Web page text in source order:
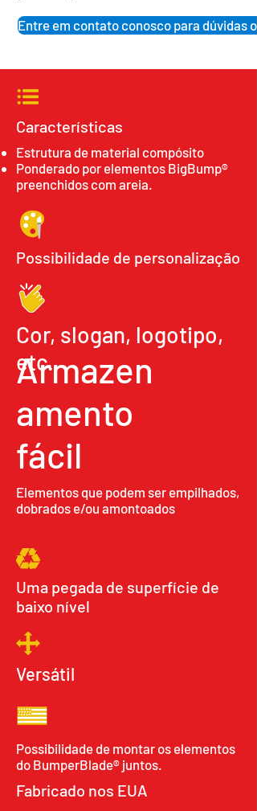
Entre em contato conosco para dúvidas
Características
Estrutura de material compósito
Ponderado por elementos BigBump®
preenchidos com areia.
Possibilidade de personalização
Cor, slogan, logotipo,
etc.
Armazen
amento
fácil
Elementos que podem ser empilhados,
dobrados e/ou amontoados
Uma pegada de superfície de
baixo nível
Versátil
Possibilidade de montar os elementos
do BumperBlade® juntos.
Fabricado nos EUA